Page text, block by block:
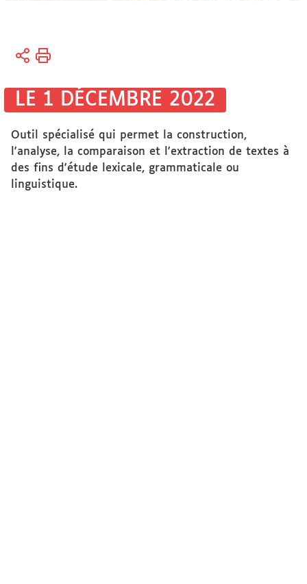
Vous
Accueil
Lettres
Lettres
LE 1 DÉCEMBRE 2022
Outil spécialisé qui permet la construction,
l'analyse, la comparaison et l'extraction de textes à
des fins d'étude lexicale, grammaticale ou
linguistique.